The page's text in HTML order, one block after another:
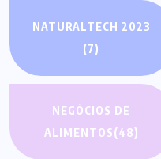
NATURALTECH 2023
(7)
NEGÓCIOS DE
ALIMENTOS(48)